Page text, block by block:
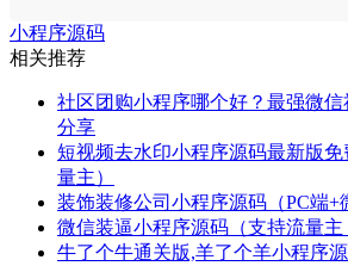
小程序源码
相关推荐
社区团购小程序哪个好？最强微
分享
短视频去水印小程序源码最新版
量主）
装饰装修公司小程序源码（PC端+
微信装逼小程序源码（支持流量主
牛了个牛通关版,羊了个羊小程序